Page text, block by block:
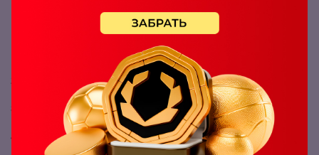
Чтобы заключить пари на бой Olimpbet:
Зарегистрируйтесь или авторизуйтесь в БК
Пополните баланс при необходимости.
Нажмите на кнопку «Линия» вверху экрана.
Найдите раздел «MMA» в вертикальном меню.